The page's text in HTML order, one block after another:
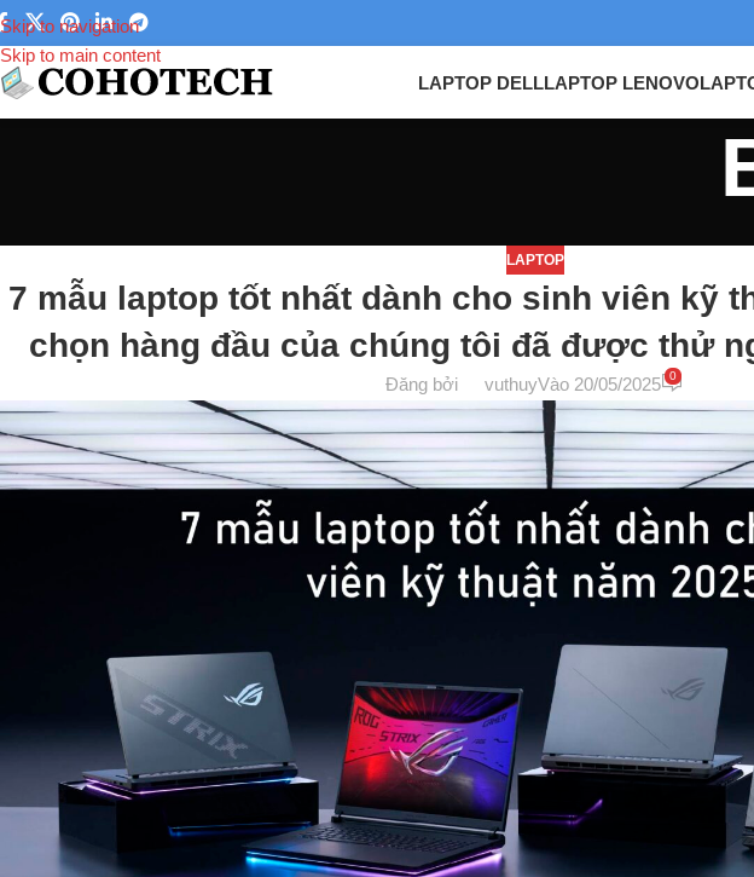
Skip to navigation
Skip to main content
LAPTOP DELLLAPTOP LENOVO
LAPTOP
7 mẫu laptop tốt nhất dành cho sinh viên kỹ
chọn hàng đầu của chúng tôi đã được thử
Đăng bởi vuthuyVào 20/05/2025 0